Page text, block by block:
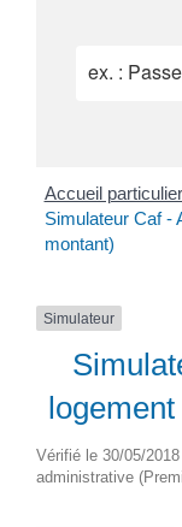
Accueil
Simulateur Caf -
montant)
Simulateur
Vérifié le 30/05/
administrative